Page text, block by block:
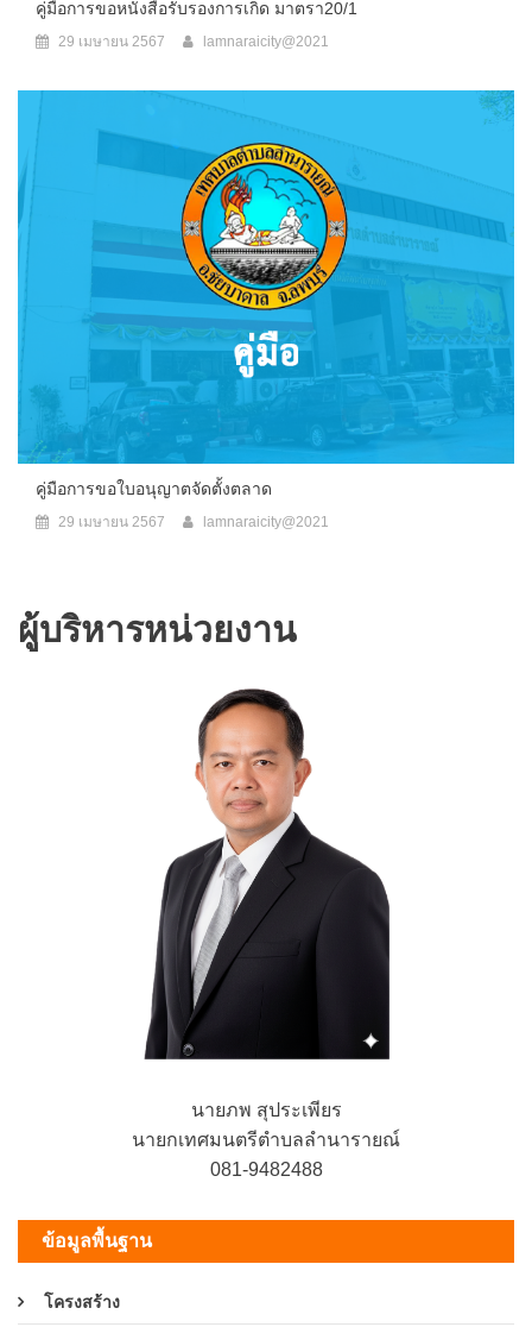
คู่มือการขอหนังสือรับรองการเกิด มาตรา20/1
29 เมษายน 2567 lamnaraicity@2021
คู่มือการขอใบอนุญาตจัดตั้งตลาด
29 เมษายน 2567 lamnaraicity@2021
ผู้บริหารหน่วยงาน
นายภพ สุประเพียร
นายกเทศมนตรีตำบลลำนารายณ์
081-9482488
ข้อมูลพื้นฐาน
โครงสร้าง